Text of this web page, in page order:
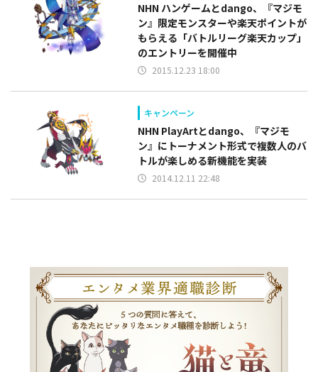
NHN ハンゲームとdango、『マジモ
ン』限定モンスターや楽天ポイントが
もらえる「バトルリーグ楽天カップ」
のエントリーを開催中
2015.12.23 18:00
キャンペーン
NHN PlayArtとdango、『マジモ
ン』にトーナメント形式で複数人のバ
トルが楽しめる新機能を実装
2014.12.11 22:48